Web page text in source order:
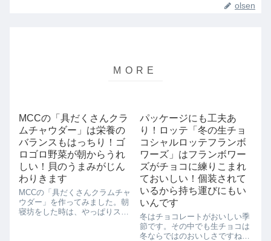
olsen
MCCの「具だくさんクラ
ムチャウダー」は栄養の
バランスもはっちり！ゴ
ロゴロ野菜が朝からうれ
しい！貝のうまみがじん
わりきます
MCCの「具だくさんクラムチャ
ウダー」を作ってみました。朝
寝坊をした時は、やっぱりスー
パッケージにも工夫あ
り！ロッテ「冬の生チョ
コシャルロッテフランボ
ワーズ」はフランボワー
ズがチョコに練りこまれ
ておいしい！個装されて
いるから持ち運びにもい
いんです
冬はチョコレートがおいしい季
節です。その中でも生チョコは
冬ならではのおいしさですね。